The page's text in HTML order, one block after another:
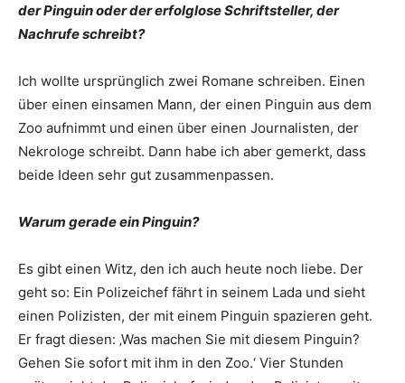
der Pinguin oder der erfolglose Schriftsteller, der
Nachrufe schreibt?
Ich wollte ursprünglich zwei Romane schreiben. Einen
über einen einsamen Mann, der einen Pinguin aus dem
Zoo aufnimmt und einen über einen Journalisten, der
Nekrologe schreibt. Dann habe ich aber gemerkt, dass
beide Ideen sehr gut zusammenpassen.
Warum gerade ein Pinguin?
Es gibt einen Witz, den ich auch heute noch liebe. Der
geht so: Ein Polizeichef fährt in seinem Lada und sieht
einen Polizisten, der mit einem Pinguin spazieren geht.
Er fragt diesen: ‚Was machen Sie mit diesem Pinguin?
Gehen Sie sofort mit ihm in den Zoo.‘ Vier Stunden